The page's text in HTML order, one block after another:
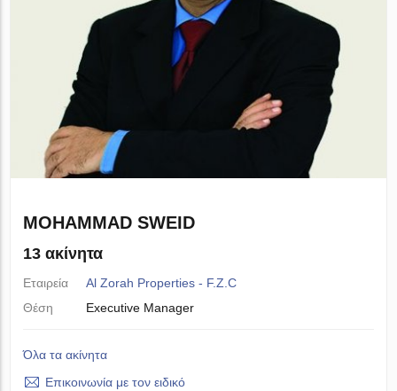
MOHAMMAD SWEID
13 ακίνητα
Εταιρεία
Al Zorah Properties - F.Z.C
Θέση
Executive Manager
Όλα τα ακίνητα
Επικοινωνία με τον ειδικό